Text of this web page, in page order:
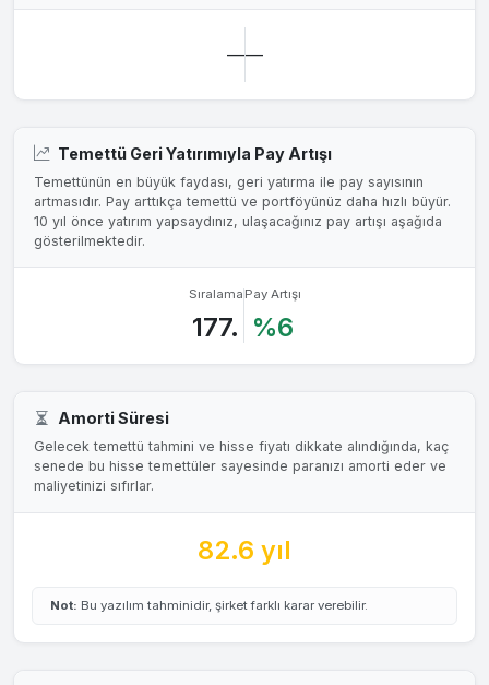
——
Temettü Geri Yatırımıyla Pay Artışı
Temettünün en büyük faydası, geri yatırma ile pay sayısının
artmasıdır. Pay arttıkça temettü ve portföyünüz daha hızlı büyür.
10 yıl önce yatırım yapsaydınız, ulaşacağınız pay artışı aşağıda
gösterilmektedir.
Sıralama
177.
Pay Artışı
%6
Amorti Süresi
Gelecek temettü tahmini ve hisse fiyatı dikkate alındığında, kaç
senede bu hisse temettüler sayesinde paranızı amorti eder ve
maliyetinizi sıfırlar.
82.6 yıl
Not: Bu yazılım tahminidir, şirket farklı karar verebilir.